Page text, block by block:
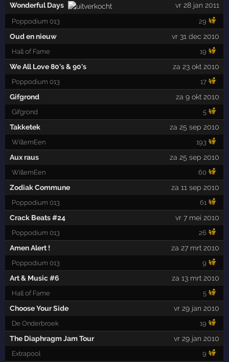
Wonderful Days vr 28 jan 2011
Poppodium 013 29
Oud en nieuw vr 31 dec 2010
Hall of Fame 19
We All Love 80's & 90's za 23 okt 2010
Poppodium 013 17
Gifgrond za 9 okt 2010
Gifgrond 5
Takketek za 25 sep 2010
WillemEen 193
Aux raus za 25 sep 2010
WillemEen 60
Zodiak Commune za 11 sep 2010
Poppodium 013 61
Crack Beats #24 vr 7 mei 2010
Poppodium 013 26
Amen Alert ! za 27 mrt 2010
Poppodium 013 9
Art & Music #6 za 13 mrt 2010
Hall of Fame 5
Choose Your Side vr 29 jan 2010
De Onderbroek 19
The Diaphragm Jam Tour vr 29 jan 2010
Extrapool 9